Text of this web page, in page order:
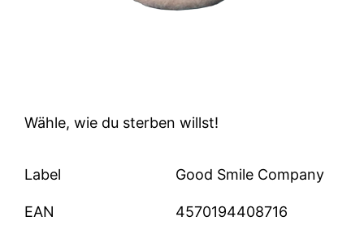
Wähle, wie du sterben willst!
Label Good Smile Company
EAN 4570194408716